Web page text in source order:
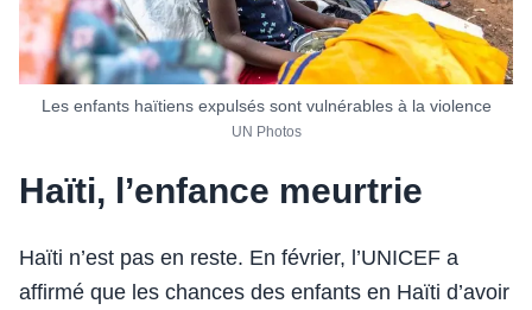
Les enfants haïtiens expulsés sont vulnérables à la violence
UN Photos
Haïti, l’enfance meurtrie
Haïti n’est pas en reste. En février, l’UNICEF a
affirmé que les chances des enfants en Haïti d’avoir